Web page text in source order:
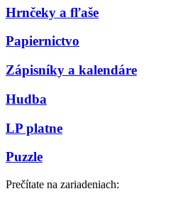
Hrnčeky a fľaše
Papiernictvo
Zápisníky a kalendáre
Hudba
LP platne
Puzzle
Prečítate na zariadeniach: